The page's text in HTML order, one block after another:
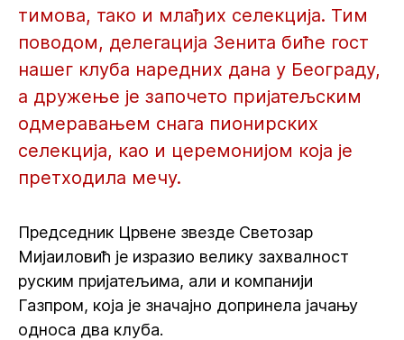
тимова, тако и млађих селекција. Тим
поводом, делегација Зенита биће гост
нашег клуба наредних дана у Београду,
а дружење је започето пријатељским
одмеравањем снага пионирских
селекција, као и церемонијом која је
претходила мечу.
Председник Црвене звезде Светозар
Мијаиловић је изразио велику захвалност
руским пријатељима, али и компанији
Газпром, која је значајно допринела јачању
односа два клуба.